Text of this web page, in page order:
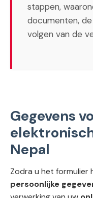
stappen,
documenten,
volgen van de
Gegevens
Nepal
Zodra u het formulier
persoonlijke